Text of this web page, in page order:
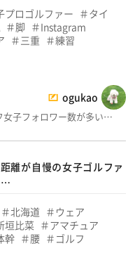
プロゴルファー
タイ
脚
Instagram
三重
練習
ogukao
女子フォロワー数が多い…
離が自慢の女子ゴルファ
…
北海道
ウェア
垣比菜
アマチュア
幹 腰
ゴルフ